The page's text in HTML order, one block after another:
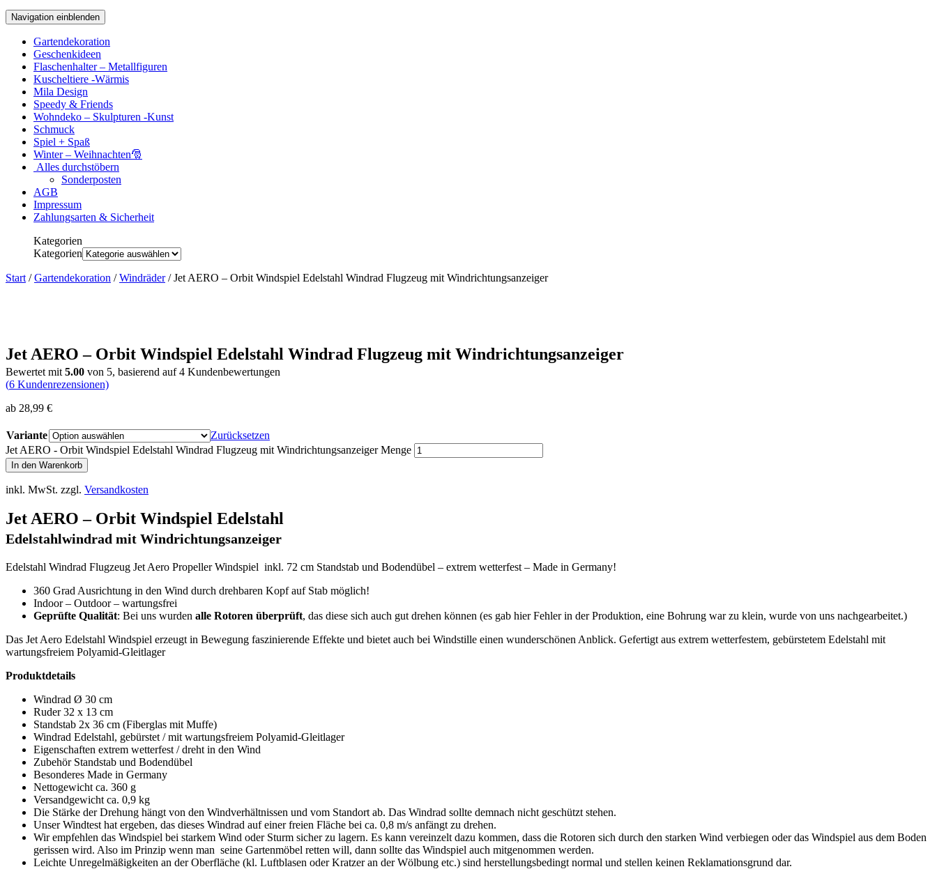
Navigation einblenden
Gartendekoration
Geschenkideen
Flaschenhalter – Metallfiguren
Kuscheltiere -Wärmis
Mila Design
Speedy & Friends
Wohndeko – Skulpturen -Kunst
Schmuck
Spiel + Spaß
Winter – Weihnachten🎅
Alles durchstöbern
Sonderposten
AGB
Impressum
Zahlungsarten & Sicherheit
Kategorien
Kategorien
Start /Gartendekoration /Windräder/ Jet AERO – Orbit Windspiel Edelstahl Windrad Flugzeug mit Windrichtungsanzeiger
Jet AERO – Orbit Windspiel Edelstahl Windrad Flugzeug mit Windrichtungsanzeiger
Bewertet mit 5.00 von 5, basierend auf4 Kundenbewertungen
(6 Kundenrezensionen)
ab 28,99 €
Variante
Zurücksetzen
Jet AERO - Orbit Windspiel Edelstahl Windrad Flugzeug mit Windrichtungsanzeiger Menge
In den Warenkorb
inkl. MwSt. zzgl. Versandkosten
Jet AERO – Orbit Windspiel Edelstahl
Edelstahlwindrad mit Windrichtungsanzeiger
Edelstahl Windrad Flugzeug Jet Aero Propeller Windspiel inkl. 72 cm Standstab und Bodendübel – extrem wetterfest – Made in Germany!
360 Grad Ausrichtung in den Wind durch drehbaren Kopf auf Stab möglich!
Indoor – Outdoor – wartungsfrei
Geprüfte Qualität: Bei uns wurden alle Rotoren überprüft, das diese sich auch gut drehen können (es gab hier Fehler in der Produktion, eine Bohrung war zu klein, wurde von uns nachgearbeitet.)
Das Jet Aero Edelstahl Windspiel erzeugt in Bewegung faszinierende Effekte und bietet auch bei Windstille einen wunderschönen Anblick. Gefertigt aus extrem wetterfestem, gebürstetem Edelstahl mit
wartungsfreiem Polyamid-Gleitlager
Produktdetails
Windrad Ø 30 cm
Ruder 32 x 13 cm
Standstab 2x 36 cm (Fiberglas mit Muffe)
Windrad Edelstahl, gebürstet / mit wartungsfreiem Polyamid-Gleitlager
Eigenschaften extrem wetterfest / dreht in den Wind
Zubehör Standstab und Bodendübel
Besonderes Made in Germany
Nettogewicht ca. 360 g
Versandgewicht ca. 0,9 kg
Die Stärke der Drehung hängt von den Windverhältnissen und vom Standort ab. Das Windrad sollte demnach nicht geschützt stehen.
Unser Windtest hat ergeben, das dieses Windrad auf einer freien Fläche bei ca. 0,8 m/s anfängt zu drehen.
Wir empfehlen das Windspiel bei starkem Wind oder Sturm sicher zu lagern. Es kann vereinzelt dazu kommen, dass die Rotoren sich durch den starken Wind verbiegen oder das Windspiel aus dem Boden
gerissen wird. Also im Prinzip wenn man seine Gartenmöbel retten will, dann sollte das Windspiel auch mitgenommen werden.
Leichte Unregelmäßigkeiten an der Oberfläche (kl. Luftblasen oder Kratzer an der Wölbung etc.) sind herstellungsbedingt normal und stellen keinen Reklamationsgrund dar.